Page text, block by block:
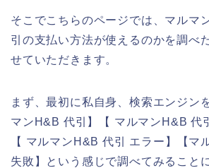
そこでこちらのページでは、マルマ
引の支払い方法が使えるのかを調べ
せていただきます。
まず、最初に私自身、検索エンジン
マンH&B 代引】【 マルマンH&B 代
【 マルマンH&B 代引 エラー】【
失敗】という感じで調べてみること